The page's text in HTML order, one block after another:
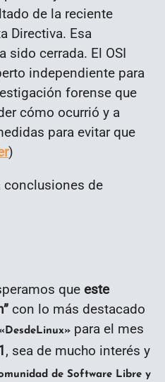
de la reciente
Directiva. Esa
sido cerrada. El OSI
independiente para
forense que
cómo ocurrió y a
para evitar que
)
que este
” con lo más destacado
para el mes
, sea de mucho interés y
de Software Libre y